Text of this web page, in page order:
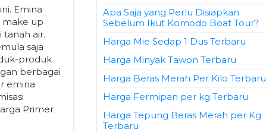
Emina
make up
air.
saja
produk
berbagai
emina
Primer
Apa Saja yang Perlu Disiapkan
Sebelum Ikut Komodo Boat Tour?
Harga Mie Sedap 1 Dus Terbaru
Harga Minyak Tawon Terbaru
Harga Beras Merah Per Kilo Terbaru
Harga Fermipan per kg Terbaru
Harga Tepung Beras Merah per Kg
Terbaru